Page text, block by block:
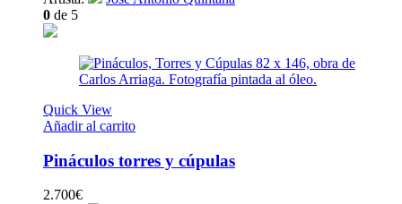
0 de 5
Quick View
Añadir al carrito
Pináculos torres y cúpulas
2.700€